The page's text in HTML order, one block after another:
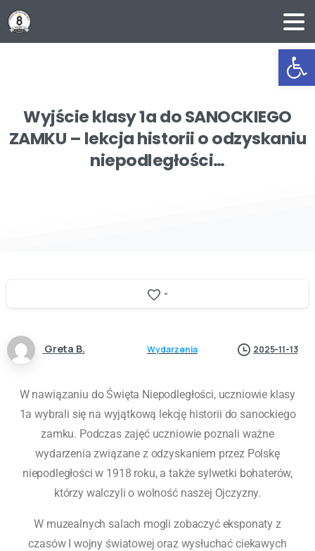
Wyjścieklasy1adoSANOCKIEGO
ZAMKU – lekcjahistoriioodzyskaniu
niepodległości…
-
Greta B. Wydarzenia 2025-11-13
W nawiązaniu do Święta Niepodległości, uczniowie klasy
1a wybrali się na wyjątkową lekcję historii do sanockiego
zamku. Podczas zajęć uczniowie poznali ważne
wydarzenia związane z odzyskaniem przez Polskę
niepodległości w 1918 roku, a także sylwetki bohaterów,
którzy walczyli o wolność naszej Ojczyzny.
W muzealnych salach mogli zobaczyć eksponaty z
czasów I wojny światowej oraz wysłuchać ciekawych